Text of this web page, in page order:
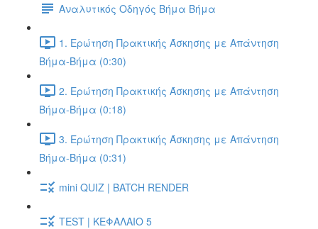
Αναλυτικός Οδηγός Βήμα Βήμα
1. Ερώτηση Πρακτικής Άσκησης με Απάντηση
Βήμα-Βήμα (0:30)
2. Ερώτηση Πρακτικής Άσκησης με Απάντηση
Βήμα-Βήμα (0:18)
3. Ερώτηση Πρακτικής Άσκησης με Απάντηση
Βήμα-Βήμα (0:31)
mini QUIZ | BATCH RENDER
TEST | ΚΕΦΑΛΑΙΟ 5